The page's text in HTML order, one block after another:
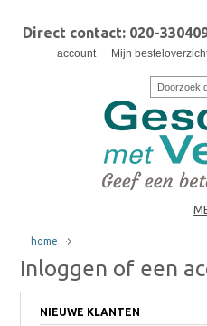
Direct contact: 020-
account
Mijn
home
Inloggen of een
NIEUWE KLANTEN